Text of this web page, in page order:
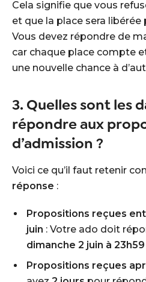
Cela signifie que vous
et que la place sera
Vous devez répondre de
car chaque place compte
une nouvelle chance à
3. Quelles sont les
répondre aux
d’admission ?
Voici ce qu’il faut retenir
réponse :
Propositions reçues
juin : Votre ado doit
dimanche 2 juin à
Propositions reçues